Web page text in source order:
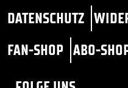
DATENSCHUTZ
FAN-SHOP ABO-